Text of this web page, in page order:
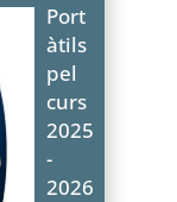
Port
àtils
pel
curs
2025
-
2026